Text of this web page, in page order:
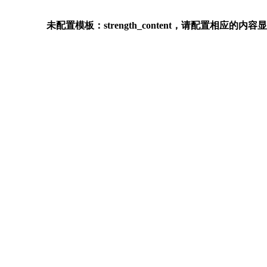
未配置模板：strength_content，请配置相应的内容